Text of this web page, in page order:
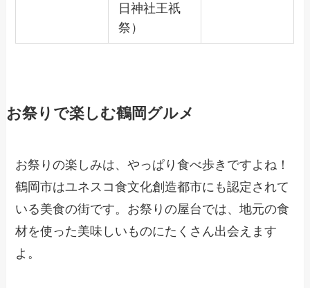
日神社王祇
祭）
お祭りで楽しむ鶴岡グルメ
お祭りの楽しみは、やっぱり食べ歩きですよね！
鶴岡市はユネスコ食文化創造都市にも認定されて
いる美食の街です。お祭りの屋台では、地元の食
材を使った美味しいものにたくさん出会えます
よ。